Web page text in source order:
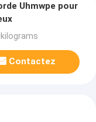
Uhmwpe pour
Contactez